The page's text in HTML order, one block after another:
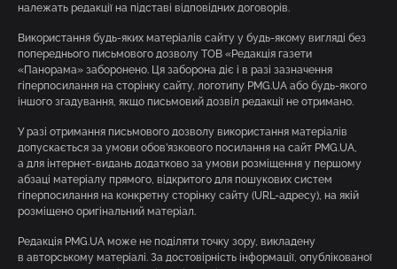
належать редакції на підставі відповідних договорів.
Використання будь-яких матеріалів сайту у будь-якому вигляді без
попереднього письмового дозволу ТОВ «Редакція газети
«Панорама» заборонено. Ця заборона діє і в разі зазначення
гіперпосилання на сторінку сайту, логотипу PMG.UA або будь-якого
іншого згадування, якщо письмовий дозвіл редакції не отримано.
У разі отримання письмового дозволу використання матеріалів
допускається за умови обов’язкового посилання на сайт PMG.UA,
а для інтернет-видань додатково за умови розміщення у першому
абзаці матеріалу прямого, відкритого для пошукових систем
гіперпосилання на конкретну сторінку сайту (URL-адресу), на якій
розміщено оригінальний матеріал.
Редакція PMG.UA може не поділяти точку зору, викладену
в авторському матеріалі. За достовірність інформації, опублікованої